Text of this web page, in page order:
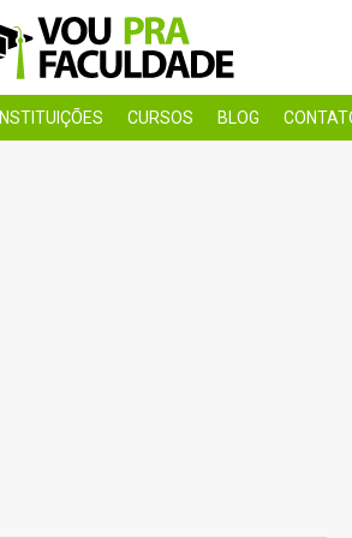
INSTITUIÇÕES CURSOS BLOG